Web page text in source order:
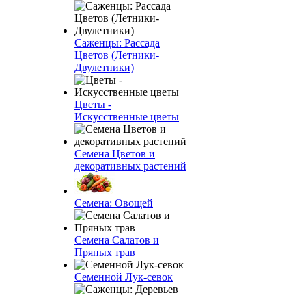
Саженцы: Рассада
Цветов (Летники-
Двулетники)
Цветы -
Искусственные цветы
Семена Цветов и
декоративных растений
Семена: Овощей
Семена Салатов и
Пряных трав
Семенной Лук-севок